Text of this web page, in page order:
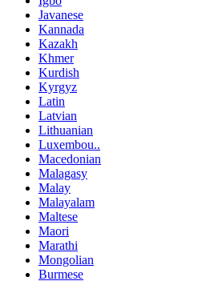
Javanese
Kannada
Kazakh
Khmer
Kurdish
Kyrgyz
Latin
Latvian
Lithuanian
Luxembou..
Macedonian
Malagasy
Malay
Malayalam
Maltese
Maori
Marathi
Mongolian
Burmese